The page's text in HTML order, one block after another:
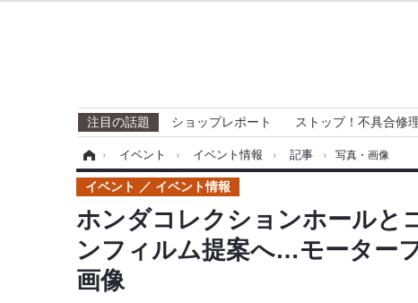
注目の話題 ショップレポート ストップ！不具合修
› イベント › イベント情報 › 記事 › 写真・画像
ホンダコレクションホールと
ンフィルム提案へ…モーター
画像
イベント イベント情報